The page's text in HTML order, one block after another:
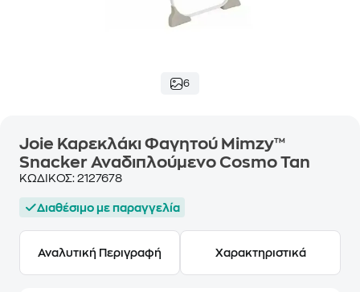
6
Joie Καρεκλάκι Φαγητού Mimzy™
Snacker Αναδιπλούμενο Cosmo Tan
ΚΩΔΙΚΟΣ: 2127678
Διαθέσιμο με παραγγελία
Αναλυτική Περιγραφή Χαρακτηριστικά